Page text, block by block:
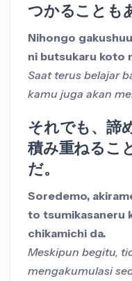
つかることも
Nihongo
ni butsukaru koto
Saat terus belajar
kamu juga akan
それでも、諦
積み重ねるこ
だ。
Soredemo,
to tsumikasaneru
chikamichi da.
Meskipun begitu,
mengakumulasi